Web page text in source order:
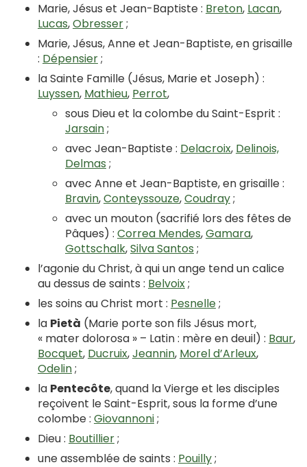
Marie, Jésus et Jean-Baptiste : Breton, Lacan,
Lucas,Obresser;
Marie, Jésus, Anne et Jean-Baptiste, en grisaille
: Dépensier;
la Sainte Famille (Jésus, Marie et Joseph) :
Luyssen, Mathieu, Perrot,
sous Dieu et la colombe du Saint-Esprit :
Jarsain;
avec Jean-Baptiste : Delacroix, Delinois,
Delmas ;
avec Anne et Jean-Baptiste, en grisaille :
Bravin,Conteyssouze,Coudray;
avec un mouton (sacrifié lors des fêtes de
Pâques) : Correa Mendes,Gamara,
Gottschalk,Silva Santos ;
l’agonie du Christ, à qui un ange tend un calice
au dessus de saints : Belvoix;
les soins au Christ mort : Pesnelle;
la Pietà (Marie porte son fils Jésus mort,
« mater dolorosa » – Latin : mère en deuil) : Baur,
Bocquet, Ducruix,Jeannin, Morel d’Arleux,
Odelin;
la Pentecôte, quand la Vierge et les disciples
reçoivent le Saint-Esprit, sous la forme d’une
colombe : Giovannoni;
Dieu : Boutillier;
une assemblée de saints : Pouilly;